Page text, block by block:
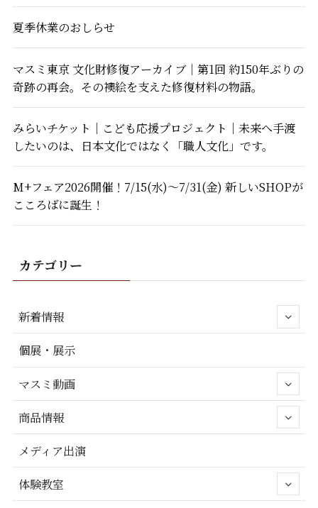
夏季休業のおしらせ
マスミ東京 文化財修復アーカイブ｜第1回 約150年ぶりの
奇跡の再会。その襖絵を支えた修復材料の物語。
みらいチケット｜こども応援プロジェクト｜未来へ手渡
したいのは、日本文化ではなく「職人文化」です。
M+フェア2026開催！7/15(水)～7/31(金) 新しいSHOPが
こころばに誕生！
カテゴリー
新着情報
個展・展示
マスミ動画
商品情報
メディア出演
体験教室